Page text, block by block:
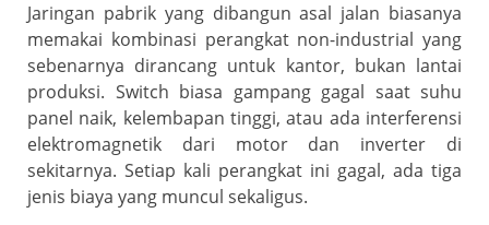
Jaringan pabrik yang dibangun asal jalan biasanya
memakai kombinasi perangkat non-industrial yang
sebenarnya dirancang untuk kantor, bukan lantai
produksi. Switch biasa gampang gagal saat suhu
panel naik, kelembapan tinggi, atau ada interferensi
elektromagnetik dari motor dan inverter di
sekitarnya. Setiap kali perangkat ini gagal, ada tiga
jenis biaya yang muncul sekaligus.